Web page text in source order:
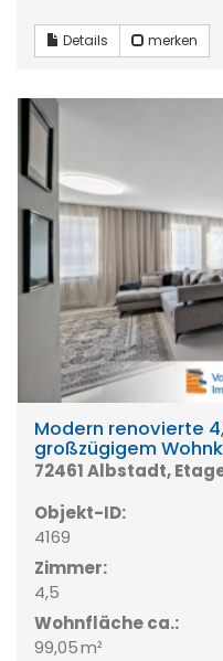
Details merken
Modern renovierte
großzügigem
72461 Albstadt,
Objekt-ID:
4169
Zimmer:
4,5
Wohnfläche ca.:
99,05 m²